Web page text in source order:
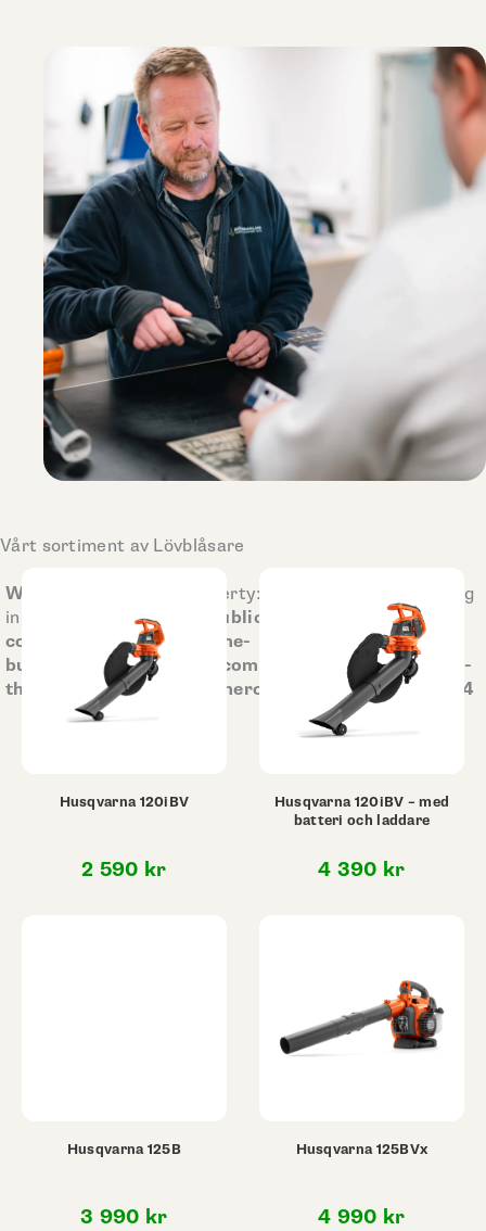
Vårt sortiment av Lövblåsare
Warning
: Undefined property: stdClass::$woo_ordering
in
/home/sodermalms/public_html/wp-
content/plugins/bb-theme-
builder/extensions/woocommerce/classes/class-fl-
theme-builder-woocommerce-archive.phpon line 84
Husqvarna 120iBV
2 590 kr
Husqvarna 120iBV – med
batteri och laddare
4 390 kr
Husqvarna 125B
3 990 kr
Husqvarna 125BVx
4 990 kr